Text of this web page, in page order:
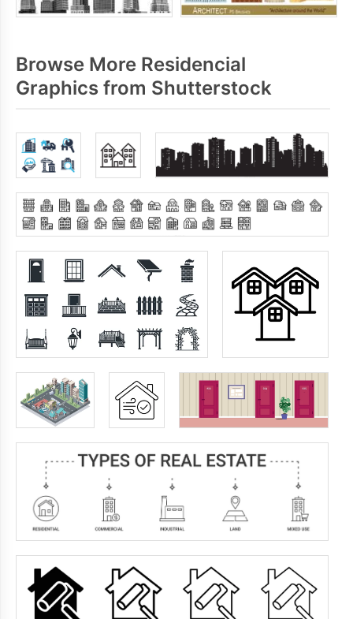
Browse More Residencial
Graphics from Shutterstock